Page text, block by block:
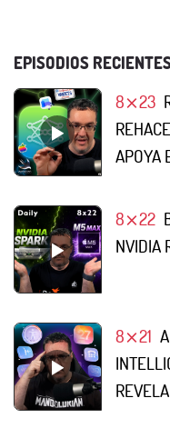
EPISODIOS
8⨯23
APOYA
8⨯22
NVIDIA
8⨯21